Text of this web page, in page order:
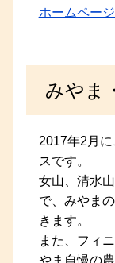
ホームページ
みやま
2017年2月
スです。
女山、清水
で、みやま
きます。
また、フィ